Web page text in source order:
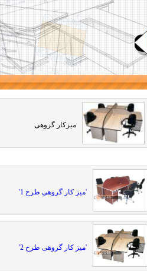
میزکار گروهی
'میز کار گروهی طرح 1'
'میز کار گروهی طرح 2'